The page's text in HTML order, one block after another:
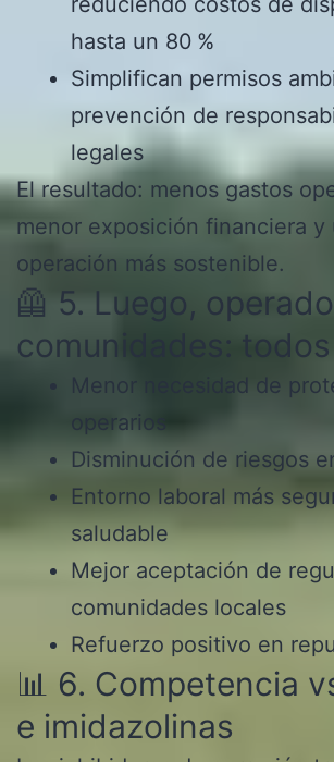
hasta un 80 %
Simplifican permisos
prevención de
legales
El resultado: menos gastos
menor exposición financiera y
operación más sostenible.
🦺 5. Luego,
comunidades:
Menor necesidad de
operarios
Disminución de riesgos
Entorno laboral más
saludable
Mejor aceptación de
comunidades locales
Refuerzo positivo en
📊 6. Competencia
e imidazolinas